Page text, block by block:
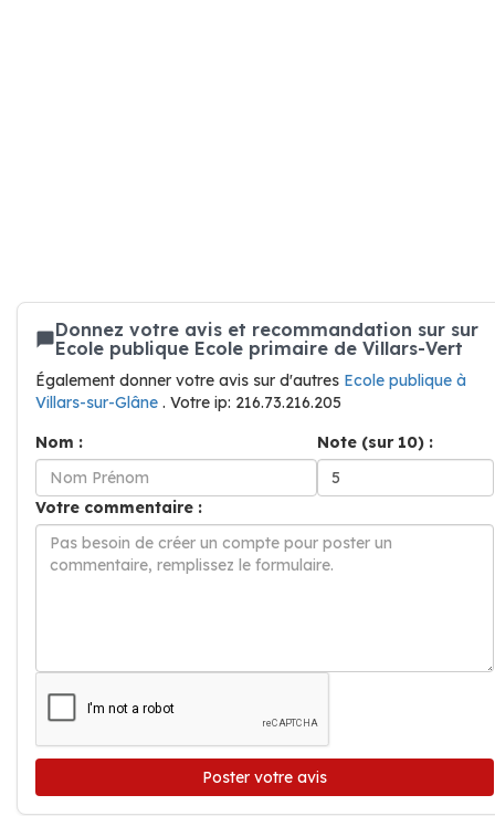
Donnez votre avis et recommandation sur sur
Ecole publique Ecole primaire de Villars-Vert
Également donner votre avis sur d'autres Ecole publique à
Villars-sur-Glâne . Votre ip: 216.73.216.205
Nom :
Note (sur 10) :
Votre commentaire :
Poster votre avis